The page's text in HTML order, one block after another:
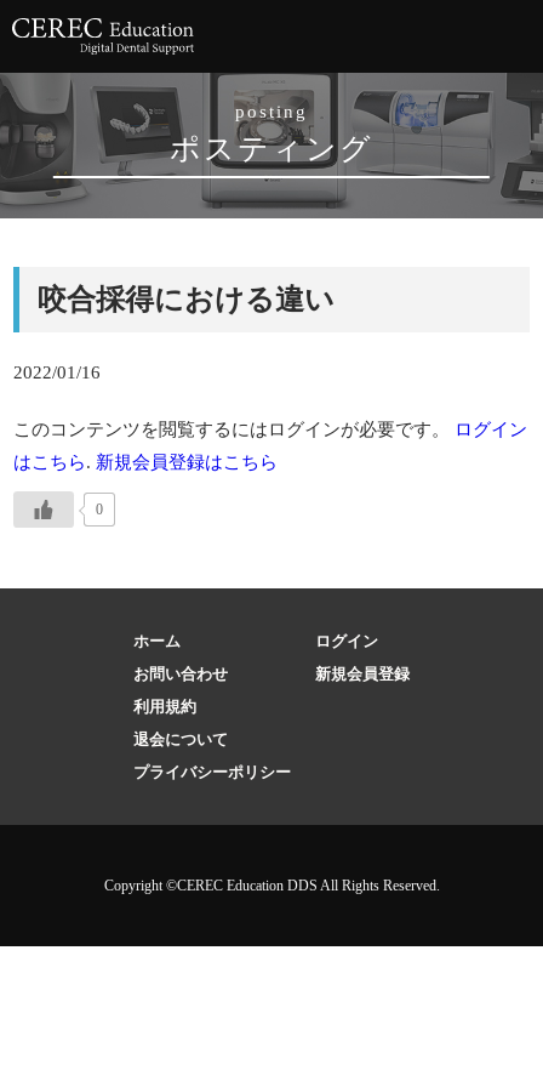
posting
ポスティング
咬合採得における違い
2022/01/16
このコンテンツを閲覧するにはログインが必要です。
ログイン
はこちら. 新規会員登録はこちら
0
ホーム
お問い合わせ
利用規約
退会について
プライバシーポリシー
ログイン
新規会員登録
Copyright ©CEREC Education DDS All Rights Reserved.